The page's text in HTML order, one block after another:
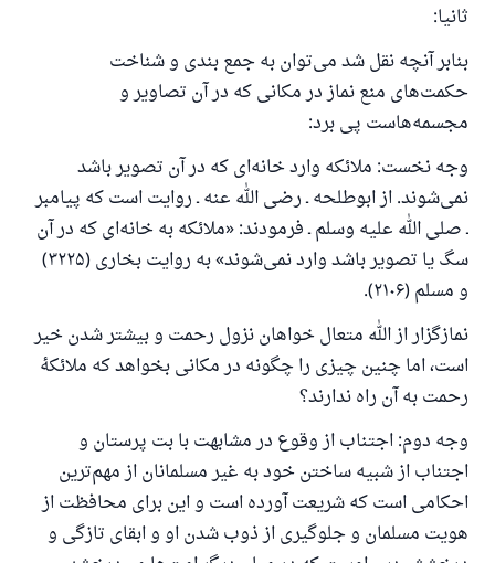
ثانیا:
بنابر آنچه نقل شد می‌توان به جمع بندی و شناخت
حکمت‌های منع نماز در مکانی که در آن تصاویر و
مجسمه‌هاست پی برد:
وجه نخست: ملائکه وارد خانه‌ای که در آن تصویر باشد
نمی‌شوند. از ابوطلحه ـ رضی الله عنه ـ روایت است که پیامبر
ـ صلی الله علیه وسلم ـ فرمودند: «ملائکه به خانه‌ای که در آن
سگ یا تصویر باشد وارد نمی‌شوند» به روایت بخاری (۳۲۲۵)
و مسلم (۲۱۰۶).
نمازگزار از الله متعال خواهان نزول رحمت و بیشتر شدن خیر
است، اما چنین چیزی را چگونه در مکانی بخواهد که ملائکهٔ
رحمت به آن راه ندارند؟
وجه دوم: اجتناب از وقوع در مشابهت با بت پرستان و
اجتناب از شبیه ساختن خود به غیر مسلمانان از مهم‌ترین
احکامی است که شریعت آورده است و این برای محافظت از
هویت مسلمان و جلوگیری از ذوب شدن او و ابقای تازگی و
همکاری